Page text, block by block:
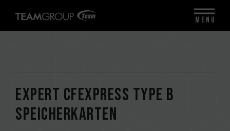
EXPERT CFexpress Type B
Speicherkarten
MENU